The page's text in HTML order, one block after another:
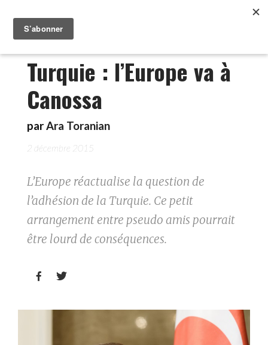
Turquie : l’Europe va à
Canossa
parAra Toranian
2 décembre 2015
L’Europe réactualise la question de
l’adhésion de la Turquie. Ce petit
arrangement entre pseudo amis pourrait
être lourd de conséquences.
 